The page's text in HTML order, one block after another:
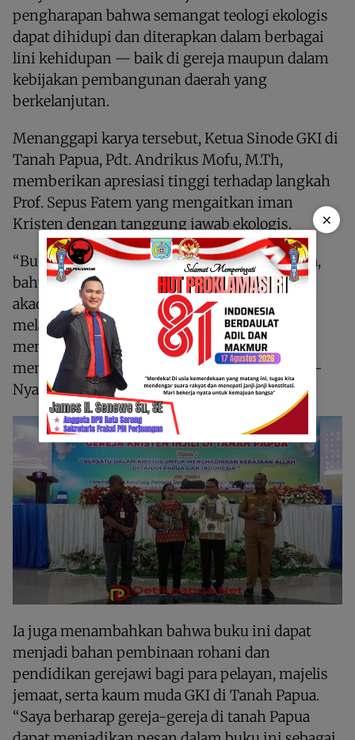
pengharapan bahwa semangat teologi ekologis
dapat dihidupi dan diterapkan dalam berbagai
lini kehidupan — baik di gereja maupun dalam
kebijakan pembangunan daerah yang
berkelanjutan.
Menanggapi karya tersebut, Ketua Sinode GKI di
Tanah Papua, Pdt. Andrikus Mofu, M.Th,
memberikan apresiasi tinggi terhadap langkah
Prof. Sepus Fatem yang mengaitkan iman
Kristen dengan tanggung jawab ekologis.
“Buku ini membuka kesadaran baru bagi kita,
bahwa menjaga alam bukan sekadar tugas
akademik atau tanggung jawab pemerintah,
melainkan juga panggilan iman. Tuhan
menempatkan manusia bukan untuk
menguasai, tetapi untuk memelihara ciptaan-
Nya,” ujar Pdt. Mofu.
Ia juga menambahkan bahwa buku ini dapat
menjadi bahan pembinaan rohani dan
pendidikan gerejawi bagi para pelayan, majelis
jemaat, serta kaum muda GKI di Tanah Papua.
“Saya berharap gereja-gereja di tanah Papua
×